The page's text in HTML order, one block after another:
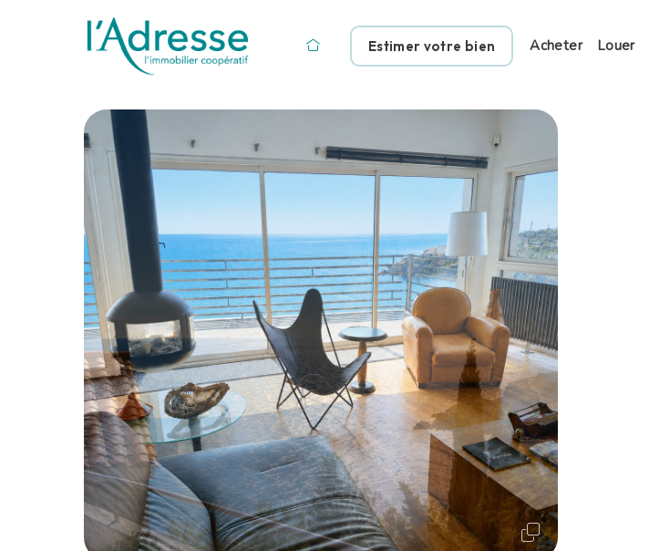
Estimer votre bien Acheter Louer